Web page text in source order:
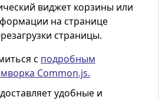
виджет корзины или
на странице
страницы.
с подробным
Common.js.
удобные и